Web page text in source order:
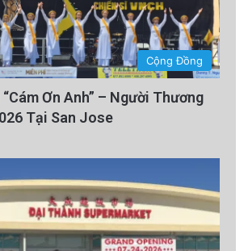
Cộng Đồng
Ơn Anh” – Người Thương
Tại San Jose